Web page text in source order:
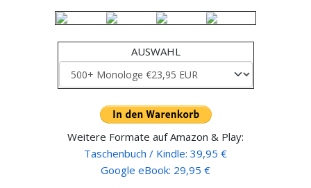
AUSWAHL
Weitere Formate auf Amazon & Play:
Taschenbuch / Kindle: 39,95 €
Google eBook: 29,95 €